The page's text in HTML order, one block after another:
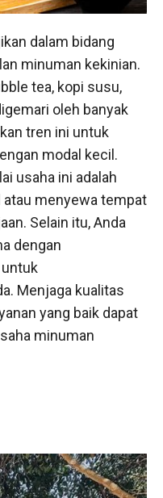
dalam bidang
minuman kekinian.
tea, kopi susu,
oleh banyak
tren ini untuk
modal kecil.
usaha ini adalah
menyewa tempat
Selain itu, Anda
dengan
Menjaga kualitas
yang baik dapat
minuman